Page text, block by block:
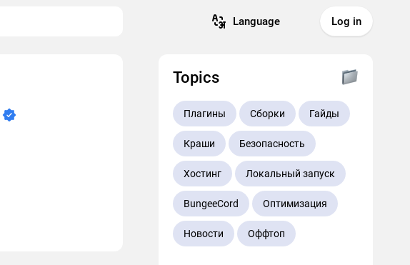
Language Log in
Topics
Плагины Сборки Гайды
Краши Безопасность
Хостинг Локальный запуск
BungeeCord Оптимизация
Новости Оффтоп